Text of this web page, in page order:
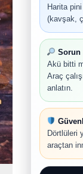
Harita
(kavşak,
Sorun
Akü bitti
Araç
anlatın.
Dörtlüleri
araçtan